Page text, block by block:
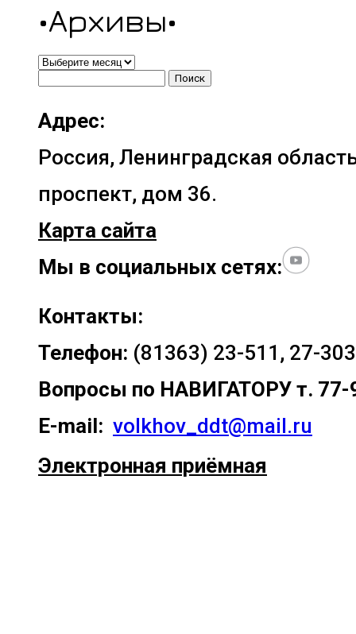
•Архивы•
•Архивы•
Адрес:
Россия, Ленинградская
проспект, дом 36.
Карта сайта
Мы в социальных сетях:
Контакты:
Телефон: (81363) 23-511, 27-303
Вопросы по НАВИГАТОРУ т. 77-
E-mail: volkhov_ddt@mail.ru
Электронная приёмная